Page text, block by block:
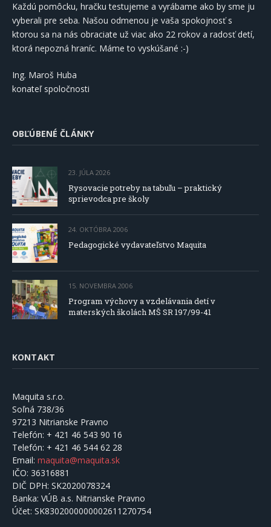
Každú pomôcku, hračku testujeme a vyrábame ako by sme ju
vyberali pre seba. Našou odmenou je vaša spokojnosť s
ktorou sa na nás obraciate už viac ako 22 rokov a radosť detí,
ktorá nepozná hraníc. Máme to vyskúšané :-)
Ing. Maroš Huba
konateľ spoločnosti
OBĽÚBENÉ ČLÁNKY
23. JÚLA 2026
Rysovacie potreby na tabuľu – praktický
sprievodca pre školy
24. OKTÓBRA 2006
Pedagogické vydavateľstvo Maquita
15. NOVEMBRA 2006
Program výchovy a vzdelávania detí v
materských školách MŠ SR 197/99-41
KONTAKT
Maquita s.r.o.
Soľná 738/36
97213 Nitrianske Pravno
Telefón: + 421 46 543 90 16
Telefón: + 421 46 544 62 28
Email: maquita@maquita.sk
IČO: 36316881
DIČ DPH: SK2020078324
Banka: VÚB a.s. Nitrianske Pravno
Účet: SK8302000000002611270754